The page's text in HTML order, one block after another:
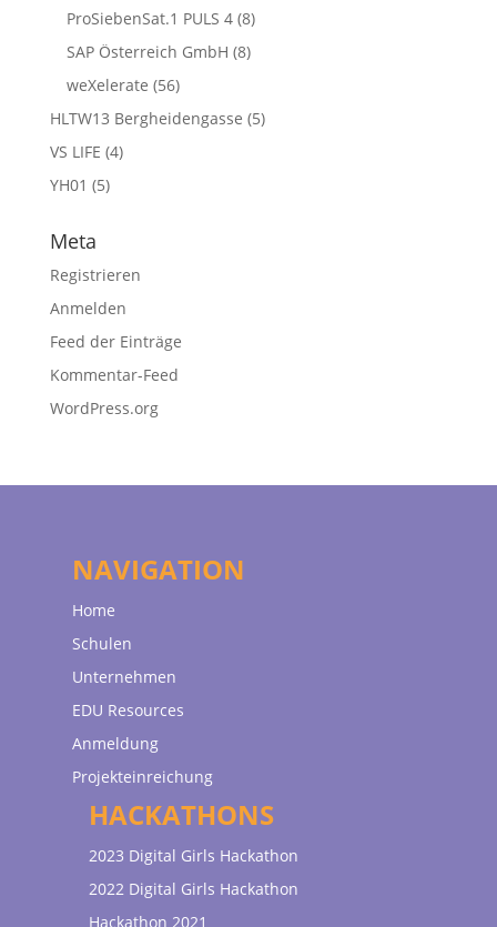
ProSiebenSat.1 PULS 4(8)
SAP Österreich GmbH (8)
weXelerate (56)
HLTW13 Bergheidengasse (5)
VS LIFE (4)
YH01 (5)
Meta
Registrieren
Anmelden
Feed der Einträge
Kommentar-Feed
WordPress.org
NAVIGATION
Home
Schulen
Unternehmen
EDU Resources
Anmeldung
Projekteinreichung
HACKATHONS
2023 Digital Girls Hackathon
2022 Digital Girls Hackathon
Hackathon 2021